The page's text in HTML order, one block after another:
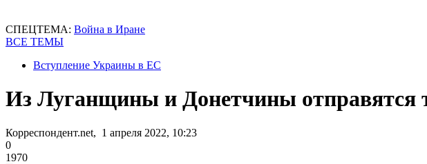
СПЕЦТЕМА: Война в Иране
ВСЕ ТЕМЫ
Вступление Украины в ЕС
Из Луганщины и Донетчины отправятся
Корреспондент.net, 1 апреля 2022, 10:23
0
1970